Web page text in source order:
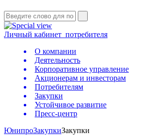
Личный кабинет потребителя
О компании
Деятельность
Корпоративное управление
Акционерам и инвесторам
Потребителям
Закупки
Устойчивое развитие
Пресс-центр
ЮнипроЗакупкиЗакупки